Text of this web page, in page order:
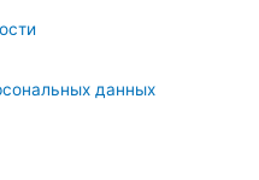
данных